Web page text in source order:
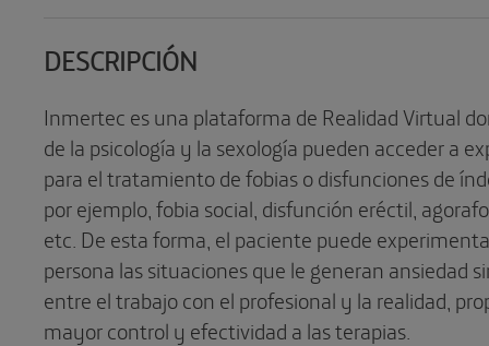
DESCRIPCIÓN
Inmertec es una plataforma de Realidad Virtual
de la psicología y la sexología pueden acceder a
para el tratamiento de fobias o disfunciones de
por ejemplo, fobia social, disfunción eréctil,
etc. De esta forma, el paciente puede
persona las situaciones que le generan ansiedad
entre el trabajo con el profesional y la realidad,
mayor control y efectividad a las terapias.